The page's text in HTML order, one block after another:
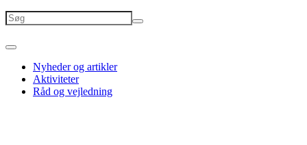
Nyheder og artikler
Aktiviteter
Råd og vejledning